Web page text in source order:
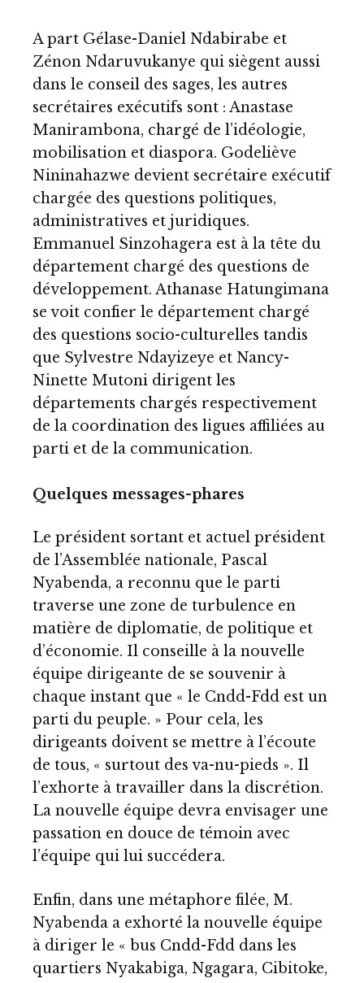
A part Gélase-Daniel Ndabirabe et
Zénon Ndaruvukanye qui siègent aussi
dans le conseil des sages, les autres
secrétaires exécutifs sont : Anastase
Manirambona, chargé de l’idéologie,
mobilisation et diaspora. Godeliève
Nininahazwe devient secrétaire exécutif
chargée des questions politiques,
administratives et juridiques.
Emmanuel Sinzohagera est à la tête du
département chargé des questions de
développement. Athanase Hatungimana
se voit confier le département chargé
des questions socio-culturelles tandis
que Sylvestre Ndayizeye et Nancy-
Ninette Mutoni dirigent les
départements chargés respectivement
de la coordination des ligues affiliées au
parti et de la communication.
Quelques messages-phares
Le président sortant et actuel président
de l’Assemblée nationale, Pascal
Nyabenda, a reconnu que le parti
traverse une zone de turbulence en
matière de diplomatie, de politique et
d’économie. Il conseille à la nouvelle
équipe dirigeante de se souvenir à
chaque instant que « le Cndd-Fdd est un
parti du peuple. » Pour cela, les
dirigeants doivent se mettre à l’écoute
de tous, « surtout des va-nu-pieds ». Il
l’exhorte à travailler dans la discrétion.
La nouvelle équipe devra envisager une
passation en douce de témoin avec
l’équipe qui lui succédera.
Enfin, dans une métaphore filée, M.
Nyabenda a exhorté la nouvelle équipe
à diriger le « bus Cndd-Fdd dans les
quartiers Nyakabiga, Ngagara, Cibitoke,